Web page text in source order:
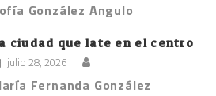
González Angulo
ciudad que late en el centro
julio 28, 2026
Fernanda González